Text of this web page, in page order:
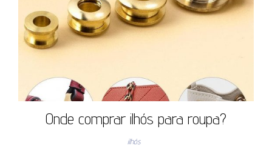
Onde comprar ilhós para roupa?
ilhós